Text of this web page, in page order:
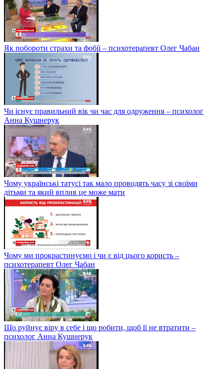
Як побороти страхи та фобії – психотерапевт Олег Чабан
Чи існує правильний вік чи час для одруження – психолог
Анна Кушнерук
Чому українські татусі так мало проводять часу зі своїми
дітьми та який вплив це може мати
Чому ми прокрастинуємо і чи є від цього користь –
психотерапевт Олег Чабан
Що руйнує віру в себе і що робити, щоб її не втратити –
психолог Анна Кушнерук